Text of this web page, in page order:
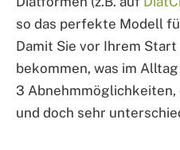
so das perfekte Modell
Damit Sie vor Ihrem
bekommen, was im
3
und doch sehr